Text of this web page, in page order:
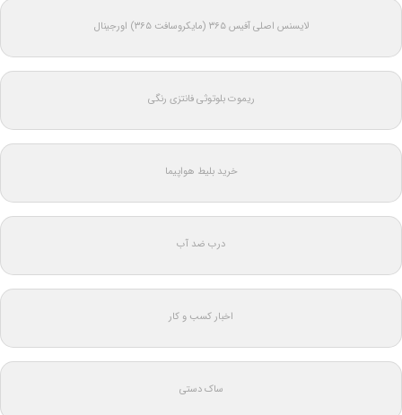
لایسنس اصلی آفیس ۳۶۵ (مایکروسافت ۳۶۵) اورجینال
ریموت بلوتوثی فانتزی رنگی
خرید بلیط هواپیما
درب ضد آب
اخبار کسب و کار
ساک دستی